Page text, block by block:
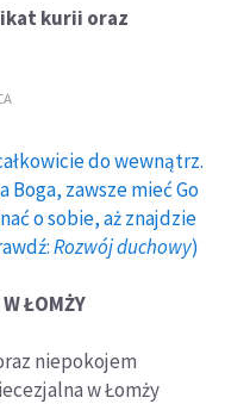
kurii oraz
do wewnątrz.
Boga, zawsze mieć Go
o sobie, aż znajdzie
Rozwój duchowy)
ŁOMŻY
niepokojem
w Łomży